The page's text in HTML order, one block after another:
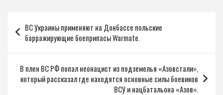
по
записям
ВС Украины применяют на Донбассе польские
барражирующие боеприпасы Warmate.
В плен ВС РФ попал неонацист из подземелья «Азовстали»,
который рассказал где находятся основные силы боевиков
ВСУ и нацбатальона «Азов».